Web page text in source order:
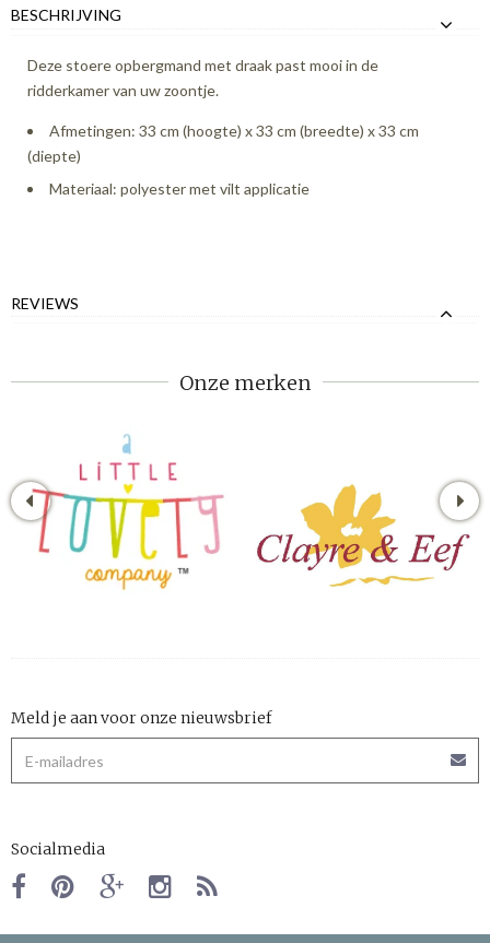
BESCHRIJVING
Deze stoere opbergmand met draak past mooi in de
ridderkamer van uw zoontje.
Afmetingen: 33 cm (hoogte) x 33 cm (breedte) x 33 cm
(diepte)
Materiaal: polyester met vilt applicatie
REVIEWS
Onze merken
Meld je aan voor onze nieuwsbrief
Socialmedia